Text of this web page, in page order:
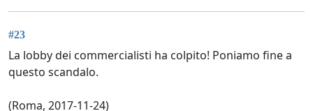
#23
La lobby dei commercialisti ha colpito! Poniamo fine a
questo scandalo.
(Roma, 2017-11-24)